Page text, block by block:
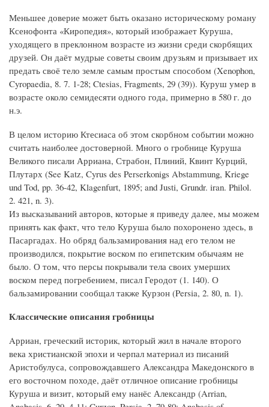
Меньшее доверие может быть оказано историческому роману
Ксенофонта «Киропедия», который изображает Куруша,
уходящего в преклонном возрасте из жизни среди скорбящих
друзей. Он даёт мудрые советы своим друзьям и призывает их
предать своё тело земле самым простым способом (Xenophon,
Cyropaedia, 8. 7. 1-28; Ctesias, Fragments, 29 (39)). Куруш умер в
возрасте около семидесяти одного года, примерно в 580 г. до
н.э.
В целом историю Ктесиаса об этом скорбном событии можно
считать наиболее достоверной. Много о гробнице Куруша
Великого писали Арриана, Страбон, Плиний, Квинт Курций,
Плутарх (See Katz, Cyrus des Perserkonigs Abstammung, Kriege
und Tod, pp. 36-42, Klagenfurt, 1895; and Justi, Grundr. iran. Philol.
2. 421, n. 3).
Из высказываний авторов, которые я приведу далее, мы можем
принять как факт, что тело Куруша было похоронено здесь, в
Пасаргадах. Но обряд бальзамирования над его телом не
производился, покрытие воском по египетским обычаям не
было. О том, что персы покрывали тела своих умерших
воском перед погребением, писал Геродот (1. 140). О
бальзамировании сообщал также Курзон (Persia, 2. 80, n. 1).
Классические описания гробницы
Aрриан, греческий историк, который жил в начале второго
века христианской эпохи и черпал материал из писаний
Аристобулуса, сопровождавшего Александра Македонского в
его восточном походе, даёт отличное описание гробницы
Куруша и визит, который ему нанёс Александр (Arrian,